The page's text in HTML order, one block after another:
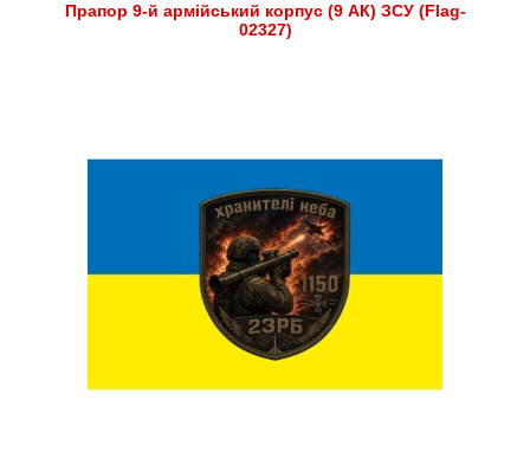
Прапор 9-й армійський корпус (9 АК) ЗСУ (Flag-
02327)